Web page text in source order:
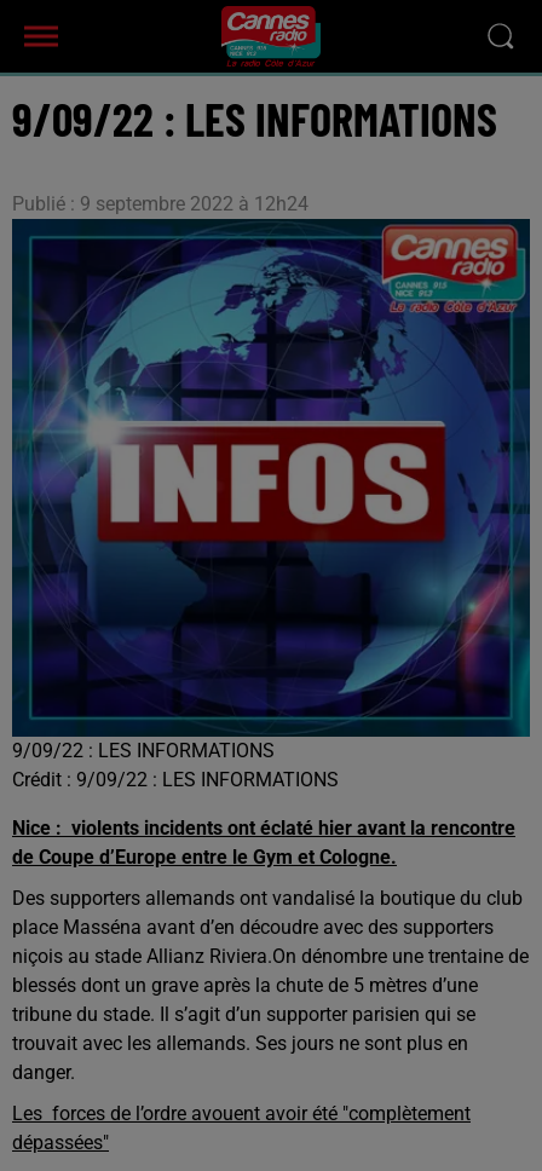
9/09/22 : LES INFORMATIONS
Publié : 9 septembre 2022 à 12h24
9/09/22 : LES INFORMATIONS
Crédit : 9/09/22 : LES INFORMATIONS
Nice : violents incidents ont éclaté hier avant la rencontre
de Coupe d’Europe entre le Gym et Cologne.
Des supporters allemands ont vandalisé la boutique du club
place Masséna avant d’en découdre avec des supporters
niçois au stade Allianz Riviera.On dénombre une trentaine de
blessés dont un grave après la chute de 5 mètres d’une
tribune du stade. Il s’agit d’un supporter parisien qui se
trouvait avec les allemands. Ses jours ne sont plus en
danger.
Les forces de l’ordre avouent avoir été "complètement
dépassées"